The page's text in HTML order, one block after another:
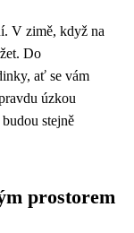
V zimě, když na
Do
ať se vám
úzkou
stejně
prostorem